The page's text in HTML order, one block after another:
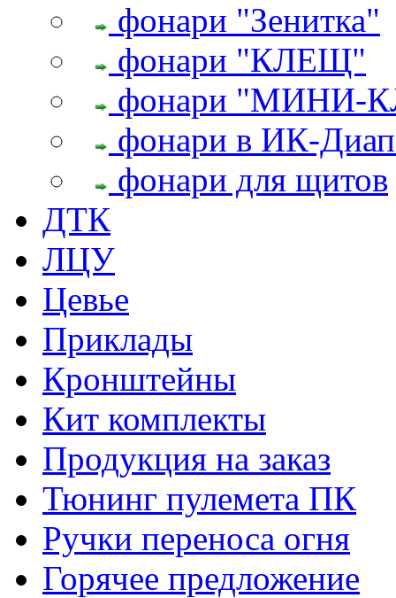
фонари "Зенитка"
фонари "КЛЕЩ"
фонари "МИНИ-
фонари в ИК-
фонари для щитов
ДТК
ЛЦУ
Цевье
Приклады
Кронштейны
Кит комплекты
Продукция на заказ
Тюнинг пулемета ПК
Ручки переноса огня
Горячее предложение